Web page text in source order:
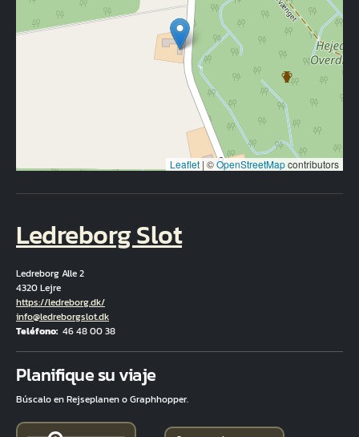
Leaflet | ©OpenStreetMapcontributors
Ledreborg Slot
Ledreborg Alle 2
4320 Lejre
Hjemmeside
https://ledreborg.dk/
Correo electrónico
info@ledreborgslot.dk
Teléfono 46 48 00 38
Planifique su viaje
Búscalo en Rejseplanen o Graphhopper.